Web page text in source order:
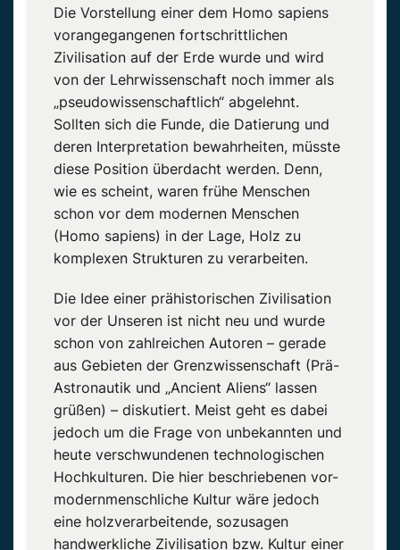
Die Vorstellung einer dem Homo sapiens
vorangegangenen fortschrittlichen
Zivilisation auf der Erde wurde und wird
von der Lehrwissenschaft noch immer als
„pseudowissenschaftlich“ abgelehnt.
Sollten sich die Funde, die Datierung und
deren Interpretation bewahrheiten, müsste
diese Position überdacht werden. Denn,
wie es scheint, waren frühe Menschen
schon vor dem modernen Menschen
(Homo sapiens) in der Lage, Holz zu
komplexen Strukturen zu verarbeiten.
Die Idee einer prähistorischen Zivilisation
vor der Unseren ist nicht neu und wurde
schon von zahlreichen Autoren – gerade
aus Gebieten der Grenzwissenschaft (Prä-
Astronautik und „Ancient Aliens“ lassen
grüßen) – diskutiert. Meist geht es dabei
jedoch um die Frage von unbekannten und
heute verschwundenen technologischen
Hochkulturen. Die hier beschriebenen vor-
modernmenschliche Kultur wäre jedoch
eine holzverarbeitende, sozusagen
handwerkliche Zivilisation bzw. Kultur einer